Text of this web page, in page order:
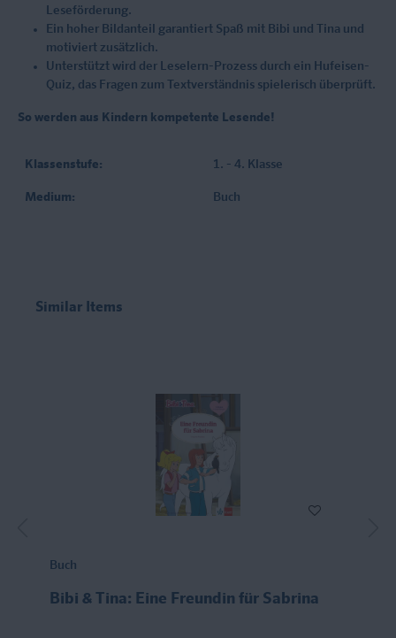
Leseförderung.
Ein hoher Bildanteil garantiert Spaß mit Bibi und Tina und
motiviert zusätzlich.
Unterstützt wird der Leselern-Prozess durch ein Hufeisen-
Quiz, das Fragen zum Textverständnis spielerisch überprüft.
So werden aus Kindern kompetente Lesende!
Klassenstufe: 1. - 4. Klasse
Medium: Buch
Similar Items
Buch
Bibi & Tina: Eine Freundin für Sabrina